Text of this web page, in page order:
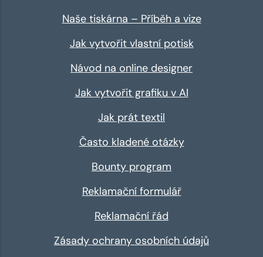
Naše tiskárna – Příběh a vize
Jak vytvořit vlastní potisk
Návod na online designer
Jak vytvořit grafiku v AI
Jak prát textil
Často kladené otázky
Bounty program
Reklamační formulář
Reklamační řád
Zásady ochrany osobních údajů